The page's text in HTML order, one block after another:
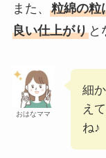
また、 粒綿の粒
良い仕上がりと
おはなママ
細
え
ね♪